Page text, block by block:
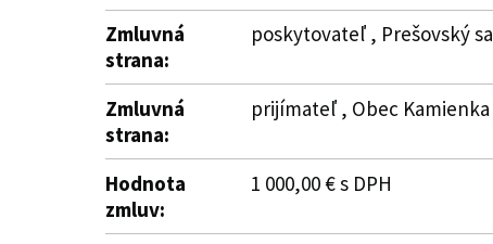
Zmluvná
strana:
poskytovateľ , Prešovský
Zmluvná
strana:
prijímateľ , Obec Kamienka
Hodnota
zmluv:
1 000,00 € s DPH